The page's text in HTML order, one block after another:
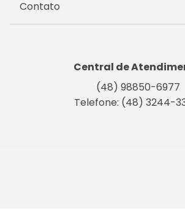
Contato
Central de
(48) 98850-6977
Telefone: (48) 3244-